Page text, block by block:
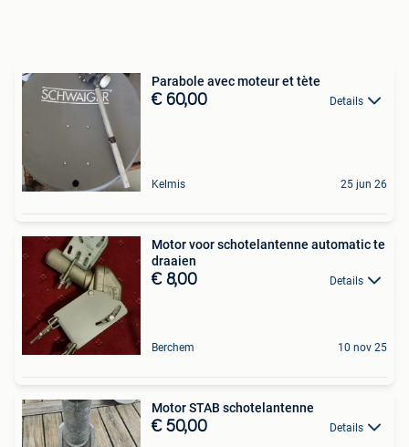
Parabole avec moteur et tète
€ 60,00 Details
Kelmis 25 jun 26
Motor voor schotelantenne automatic te
draaien
€ 8,00 Details
Berchem 10 nov 25
Motor STAB schotelantenne
€ 50,00 Details